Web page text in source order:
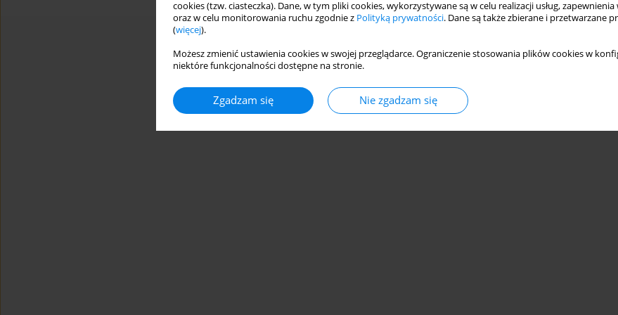
cookies (tzw. ciasteczka). Dane, w tym pliki cookies, wykorzystywane są w celu realizacji usług,
oraz w celu monitorowania ruchu zgodnie z Polityką prywatności. Dane są także zbierane i przetwarzane
(więcej).
Możesz zmienić ustawienia cookies w swojej przeglądarce. Ograniczenie stosowania plików cookies w
niektóre funkcjonalności dostępne na stronie.
Zgadzam się Nie zgadzam się
© 2006-2026 Journal hosting platform by